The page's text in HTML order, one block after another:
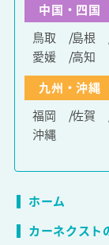
中国・四国
鳥取
島根
愛媛
高知
九州・沖縄
福岡
佐賀
沖縄
ホーム
カーネクスト